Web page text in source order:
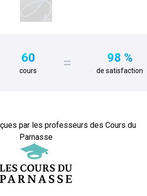
60
cours = 98 %
de satisfaction
par les professeurs des Cours du
Parnasse